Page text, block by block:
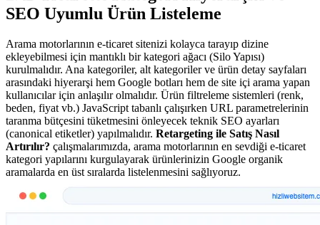
SEO Uyumlu Ürün Listeleme
Arama motorlarının e-ticaret sitenizi kolayca tarayıp dizine
ekleyebilmesi için mantıklı bir kategori ağacı (Silo Yapısı)
kurulmalıdır. Ana kategoriler, alt kategoriler ve ürün detay sayfaları
arasındaki hiyerarşi hem Google botları hem de site içi arama yapan
kullanıcılar için anlaşılır olmalıdır. Ürün filtreleme sistemleri (renk,
beden, fiyat vb.) JavaScript tabanlı çalışırken URL parametrelerinin
taranma bütçesini tüketmesini önleyecek teknik SEO ayarları
(canonical etiketler) yapılmalıdır. Retargeting ile Satış Nasıl
Artırılır? çalışmalarımızda, arama motorlarının en sevdiği e-ticaret
kategori yapılarını kurgulayarak ürünlerinizin Google organik
aramalarda en üst sıralarda listelenmesini sağlıyoruz.